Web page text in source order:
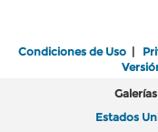
Condiciones de Uso |
Estados